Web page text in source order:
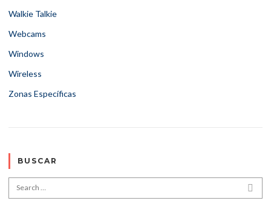
Walkie Talkie
Webcams
Windows
Wireless
Zonas Específicas
BUSCAR
Search for: